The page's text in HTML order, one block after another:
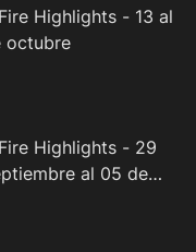
Highlights - 13 al
octubre
Highlights - 29
al 05 de